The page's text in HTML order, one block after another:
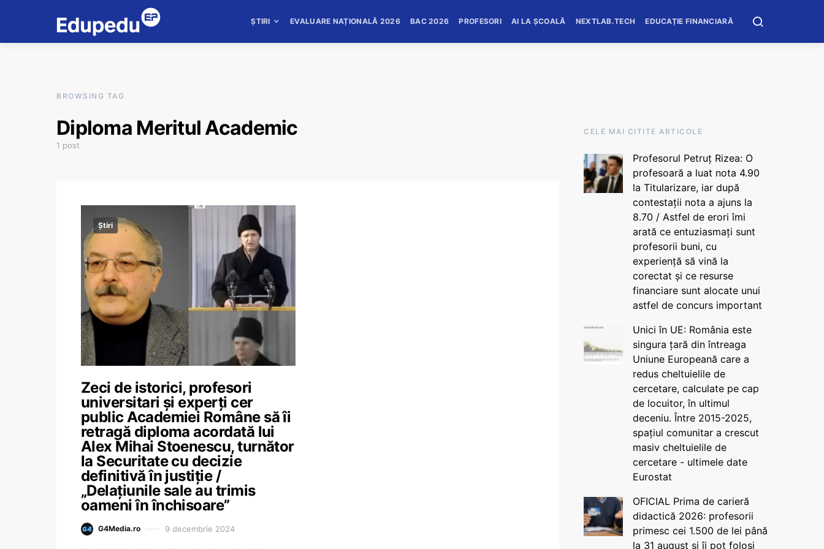
ȘTIRI EVALUARE NAȚIONALĂ 2026 BAC 2026 PROFESORI AI LA ȘCOALĂ NEXTLAB.TECH EDUCAȚIE FINANCIARĂ
BROWSING TAG
Diploma Meritul Academic
1 post
Știri
Zeci de istorici, profesori
universitari și experți cer
public Academiei Române să îi
retragă diploma acordată lui
Alex Mihai Stoenescu, turnător
la Securitate cu decizie
definitivă în justiție /
„Delațiunile sale au trimis
oameni în închisoare”
G4Media.ro 9 decembrie 2024
CELE MAI CITITE ARTICOLE
Profesorul Petruț Rizea: O
profesoară a luat nota 4.90
la Titularizare, iar după
contestații nota a ajuns la
8.70 / Astfel de erori îmi
arată ce entuziasmați sunt
profesorii buni, cu
experiență să vină la
corectat și ce resurse
financiare sunt alocate unui
astfel de concurs important
Unici în UE: România este
singura țară din întreaga
Uniune Europeană care a
redus cheltuielile de
cercetare, calculate pe cap
de locuitor, în ultimul
deceniu. Între 2015-2025,
spațiul comunitar a crescut
masiv cheltuielile de
cercetare - ultimele date
Eurostat
OFICIAL Prima de carieră
didactică 2026: profesorii
primesc cei 1.500 de lei până
la 31 august și îi pot folosi